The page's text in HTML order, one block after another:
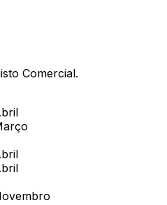
Comercial.